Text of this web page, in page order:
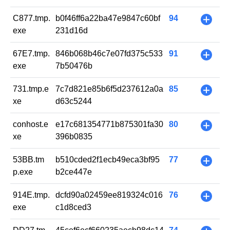
C877.tmp.
exe
b0f46ff6a22ba47e9847c60bf
231d16d
94 +
67E7.tmp.
exe
846b068b46c7e07fd375c533
7b50476b
91 +
731.tmp.e
xe
7c7d821e85b6f5d237612a0a
d63c5244
85 +
conhost.e
xe
e17c681354771b875301fa30
396b0835
80 +
53BB.tm
p.exe
b510cded2f1ecb49eca3bf95
b2ce447e
77 +
914E.tmp.
exe
dcfd90a02459ee819324c016
c1d8ced3
76 +